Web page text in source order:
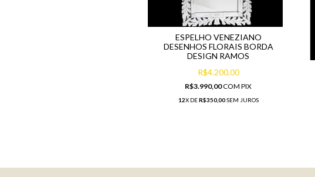
ESPELHO VENEZIANO
DESENHOS FLORAIS BORDA
DESIGN RAMOS
R$4.200,00
R$3.990,00COM PIX
12X DER$350,00SEM JUROS